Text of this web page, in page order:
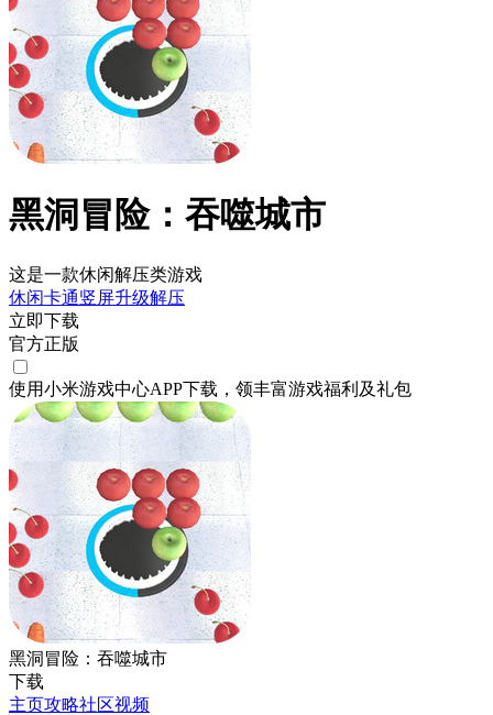
黑洞冒险：吞噬城市
这是一款休闲解压类游戏
休闲卡通竖屏升级解压
立即下载
官方正版
使用小米游戏中心APP下载 ，领丰富游戏福利 及礼包
黑洞冒险：吞噬城市
下载
主页攻略社区视频